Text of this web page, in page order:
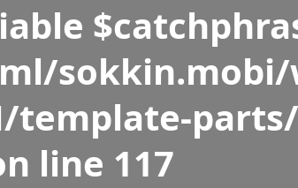
template-
line 117